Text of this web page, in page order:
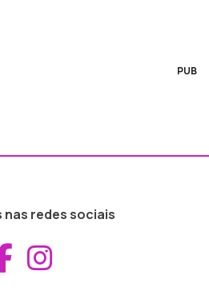
PUB
nas redes sociais
Aceder ao